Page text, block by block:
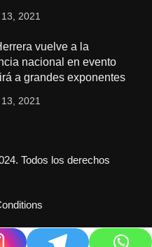
2021
vuelve a la
nacional en evento
a grandes exponentes
2021
Todos los derechos